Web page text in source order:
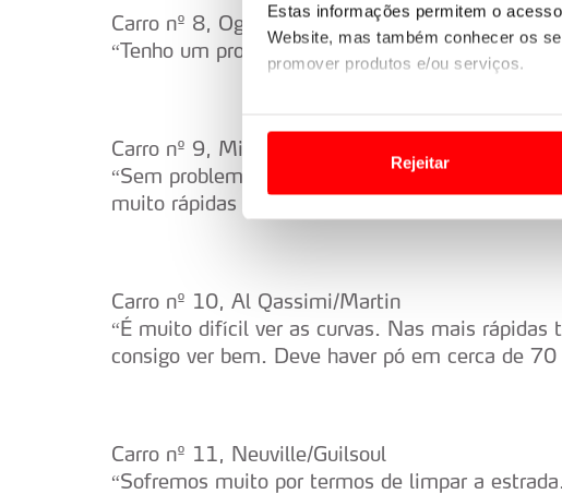
Estas informações permitem o
Website, mas também conhecer os
promover produtos e/ou serviços.
Usamos cookies para melhorar a sua
funcionalidades de redes sociais,
e organizações na UE e em países
O ACP garantirá que as
navegação no Website e nos serviços
Rejeitar
Carro nº 8, Ogier/Ingrassia
“Tenho um problema no carro mas não quero
Carro nº 9, Mikkelsen/Markkula
“Sem problemas. Sinto-me mais confortável no
muito rápidas e como não estava tão
Carro nº 10, Al Qassimi/Martin
“É muito difícil ver as curvas. Nas mais rápidas
consigo ver bem. Deve haver pó em cerca de
Carro nº 11, Neuville/Guilsoul
“Sofremos muito por termos de limpar a